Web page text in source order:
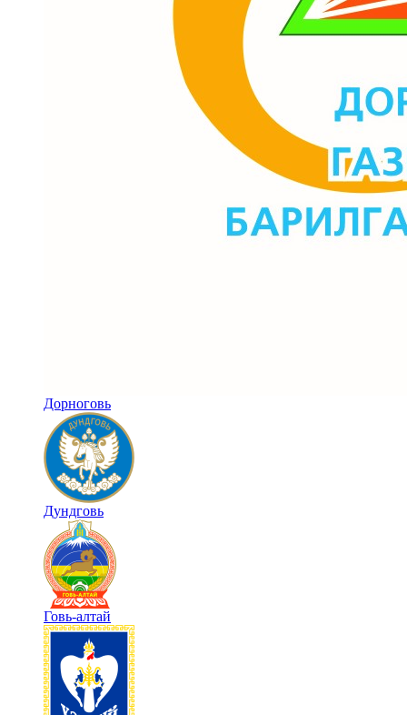
Дорноговь
Дундговь
Говь-алтай